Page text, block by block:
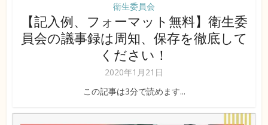
衛生委員会
【記入例、フォーマット無料】衛生委
員会の議事録は周知、保存を徹底して
ください！
2020年1月21日
この記事は3分で読めます...